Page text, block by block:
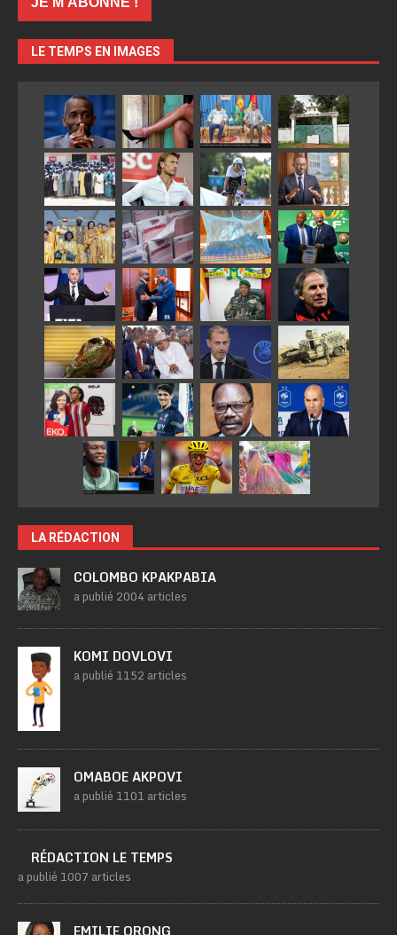
LE TEMPS EN IMAGES
LA RÉDACTION
COLOMBO KPAKPABIA
a publié 2004 articles
KOMI DOVLOVI
a publié 1152 articles
OMABOE AKPOVI
a publié 1101 articles
RÉDACTION LE TEMPS
a publié 1007 articles